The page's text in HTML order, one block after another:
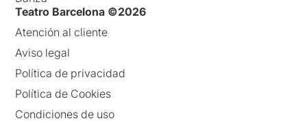
Teatro Barcelona ©2026
Atención al cliente
Aviso legal
Política de privacidad
Política de Cookies
Condiciones de uso